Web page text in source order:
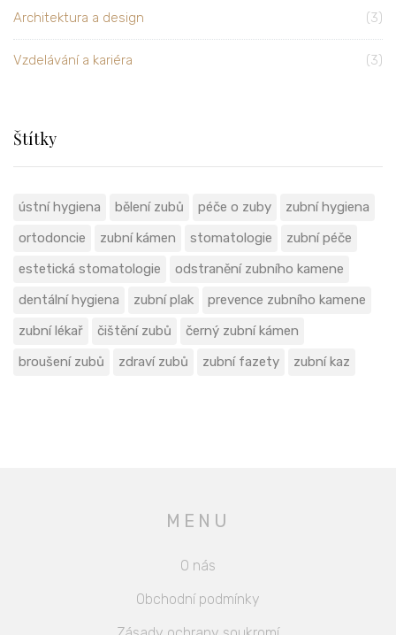
Architektura a design (3)
Vzdelávání a kariéra (3)
Štítky
ústní hygiena bělení zubů péče o zuby
zubní hygiena
ortodoncie
zubní kámen stomatologie
zubní péče
estetická stomatologie
odstranění zubního kamene
dentální hygiena
zubní plak
prevence zubního kamene
zubní lékař
čištění zubů
černý zubní kámen
broušení zubů
zdraví zubů zubní fazety zubní kaz
MENU
O nás
Obchodní podmínky